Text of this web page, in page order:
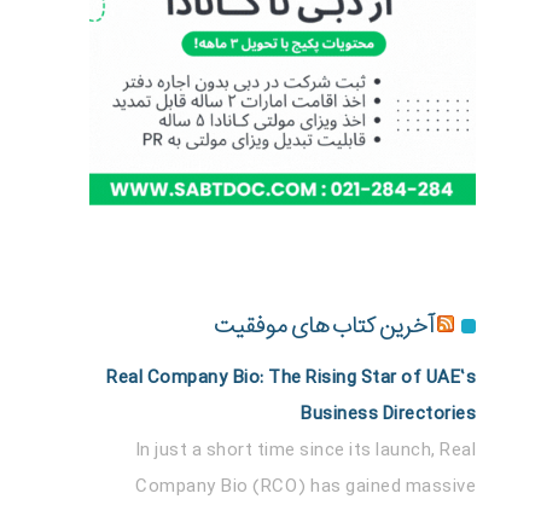
آخرین کتاب های موفقیت
Real Company Bio: The Rising Star of UAE’s
Business Directories
In just a short time since its launch, Real
Company Bio (RCO) has gained massive